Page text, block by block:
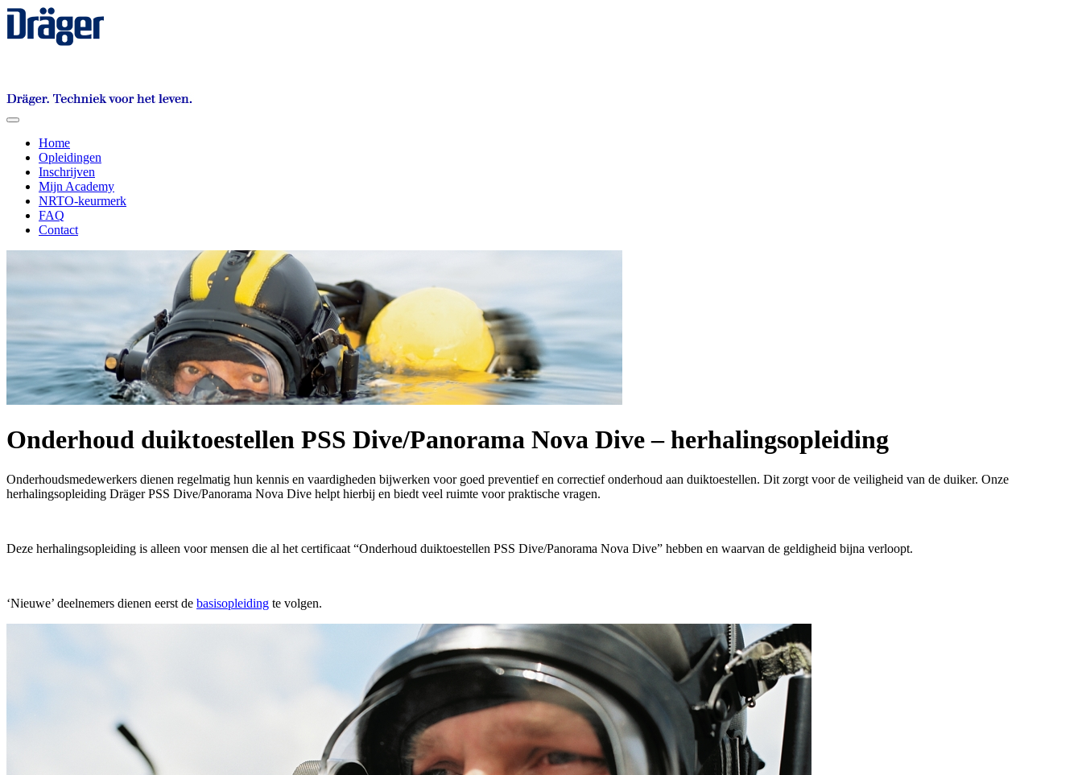
Toggle
navigationHome
Opleidingen
Inschrijven
Mijn Academy
NRTO-keurmerk
FAQ
Contact
Onderhoud duiktoestellen PSS Dive/Panorama Nova Dive – herhalingsopleiding
Onderhoudsmedewerkers dienen regelmatig hun kennis en vaardigheden bijwerken voor goed preventief en correctief onderhoud aan duiktoestellen. Dit zorgt voor de veiligheid van de duiker. Onze
herhalingsopleiding Dräger PSS Dive/Panorama Nova Dive helpt hierbij en biedt veel ruimte voor praktische vragen.
Deze herhalingsopleiding is alleen voor mensen die al het certificaat “Onderhoud duiktoestellen PSS Dive/Panorama Nova Dive” hebben en waarvan de geldigheid bijna verloopt.
‘Nieuwe’ deelnemers dienen eerst de basisopleiding te volgen.